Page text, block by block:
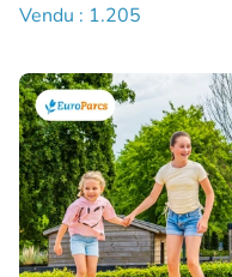
Vendu : 1.205